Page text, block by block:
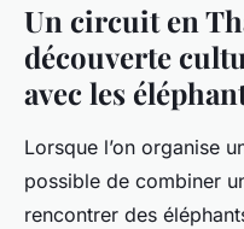
Un circuit en
découverte
avec les
Lorsque l’on organise
possible de combiner
rencontrer des